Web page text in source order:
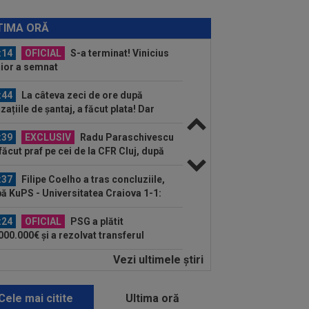
ORĂ
Torres a ales
OFICIAL
S-a terminat! Vinicius
a semnat
La câteva zeci de ore după
de șantaj, a făcut plata! Dar
EXCLUSIV
Radu Paraschivescu
praf pe cei de la CFR Cluj, după
Filipe Coelho a tras concluziile,
KuPS - Universitatea Craiova 1-1:
OFICIAL
PSG a plătit
și a rezolvat transferul
Finlandezii au dat verdictul, la
După AC Milan - Inter, Cristi Chivu
Vezi ultimele ştiri
mai citite Ultima oră